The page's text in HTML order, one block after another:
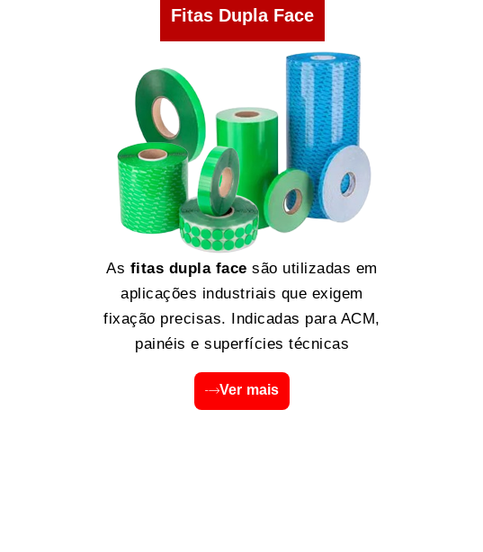
Fitas Dupla Face
As fitas dupla face são utilizadas em
aplicações industriais que exigem
fixação precisas. Indicadas para ACM,
painéis e superfícies técnicas
Ver mais